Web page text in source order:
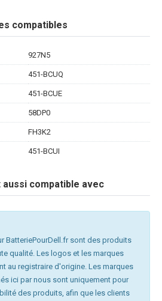
compatibles
927N5
451-BCUQ
451-BCUE
58DP0
FH3K2
451-BCUI
compatible avec
BatteriePourDell.fr sont des produits
qualité. Les logos et les marques
au registraire d'origine. Les marques
ici par nous sont uniquement pour
des produits, afin que les clients